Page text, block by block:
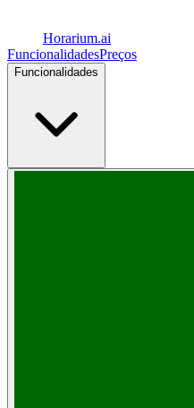
Horarium.ai
FuncionalidadesPreços
Funcionalidades